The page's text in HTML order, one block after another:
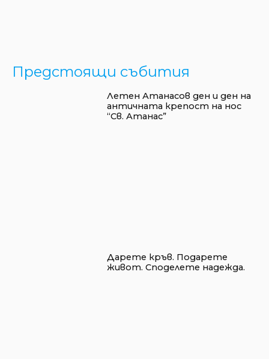
Предстоящи събития
Летен Атанасов ден и ден на
античната крепост на нос
“Св. Атанас”
Дарете кръв. Подарете
живот. Споделете надежда.